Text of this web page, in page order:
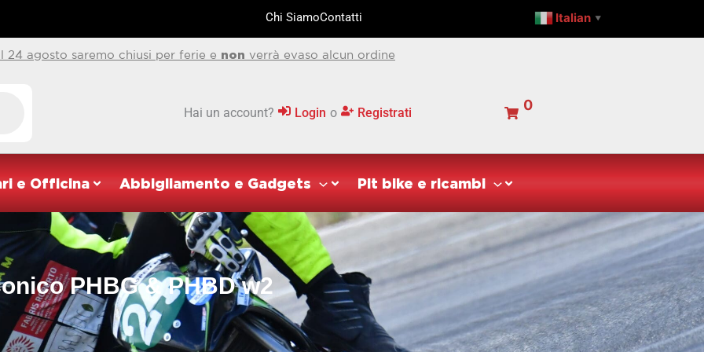
Chi SiamoContatti Italian ▼
24 agosto saremo chiusi per ferie e non verrà evaso alcun ordine
Hai un account? Login o Registrati 0
e Officina Abbigliamento e Gadgets Pit bike e ricambi
PHBG & PHBD w2